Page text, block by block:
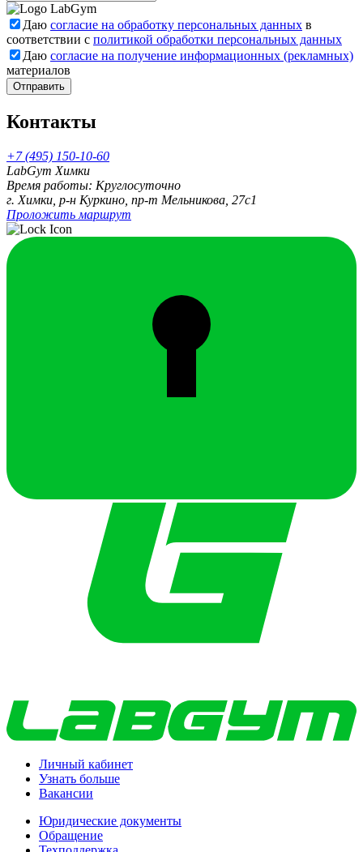
Даю согласие на обработку персональных данных в
соответствии с политикой обработки персональных данных
Даю согласие на получение информационных (рекламных)
материалов
Отправить
Контакты
+7 (495) 150-10-60
LabGym Химки
Время работы: Круглосуточно
г. Химки, р-н Куркино, пр-т Мельникова, 27c1
Проложить маршрут
Личный кабинет
Узнать больше
Вакансии
Юридические документы
Обращение